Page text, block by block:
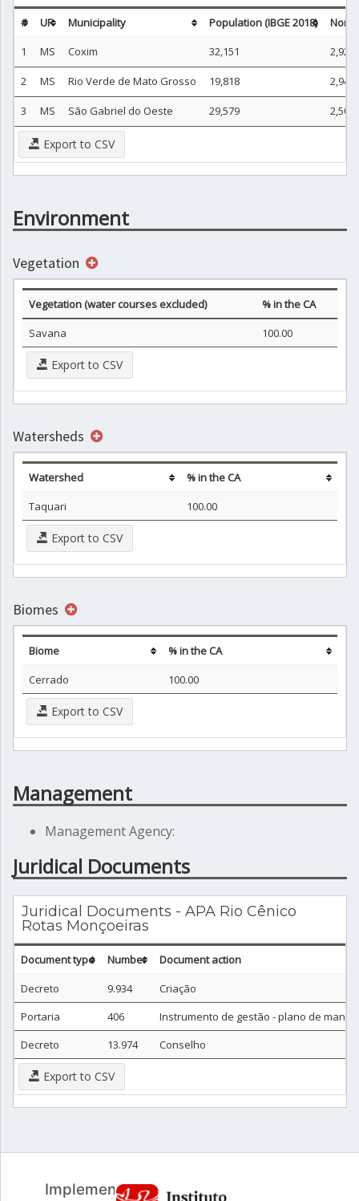
# UF Municipality Population (IBGE 2018)
Non-
1
MS Coxim 32,151 2,921
2 MS Rio Verde de Mato Grosso 19,818 2,940
3 MS São Gabriel do Oeste 29,579 2,501
Export to CSV
Environment
Vegetation
Vegetation (water courses excluded)
% in the CA
Savana
100.00
Export to CSV
Watersheds
Watershed
% in the CA
Taquari
100.00
Export to CSV
Biomes
Biome
% in the CA
Cerrado
100.00
Export to CSV
Management
Management Agency:
Juridical Documents
Juridical Documents - APA Rio Cênico
Rotas Monçoeiras
Document type Number
Document action
Decreto
9.934
Criação
Portaria
406
Instrumento de gestão - plano de
Decreto
13.974 Conselho
Export to CSV